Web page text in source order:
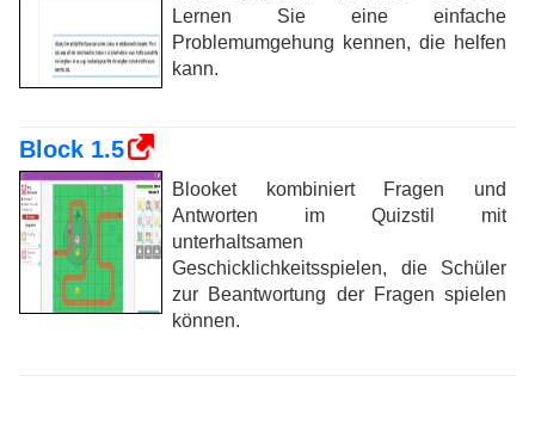
Lernen Sie eine einfache
Problemumgehung kennen, die helfen
kann.
Block 1.5
Blooket kombiniert Fragen und
Antworten im Quizstil mit
unterhaltsamen
Geschicklichkeitsspielen, die Schüler
zur Beantwortung der Fragen spielen
können.